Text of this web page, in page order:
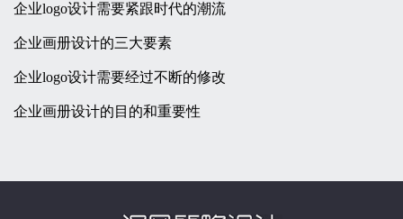
企业logo设计需要紧跟时代的潮流
企业画册设计的三大要素
企业logo设计需要经过不断的修改
企业画册设计的目的和重要性